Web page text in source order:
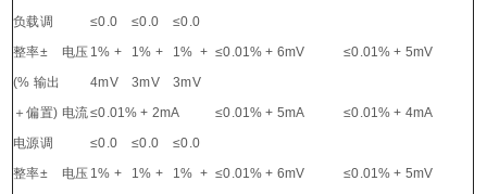
负载调
整率±
(% 输出
＋偏置)
电压
≤0.0
1% +
4mV
≤0.0
1% +
3mV
≤0.0
1% +
3mV
≤0.01% + 6mV ≤0.01% + 5mV
电流≤0.01% + 2mA ≤0.01% + 5mA
≤0.01% + 4mA
电源调
整率±
电压
≤0.0
1% +
≤0.0
1% +
≤0.0
1% + ≤0.01% + 6mV ≤0.01% + 5mV